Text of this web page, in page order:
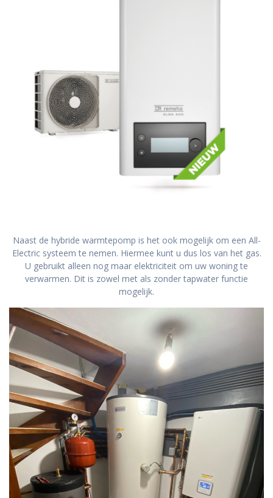
Naast de hybride warmtepomp is het ook mogelijk om een All-
Electric systeem te nemen. Hiermee kunt u dus los van het gas.
U gebruikt alleen nog maar elektriciteit om uw woning te
verwarmen. Dit is zowel met als zonder tapwater functie
mogelijk.